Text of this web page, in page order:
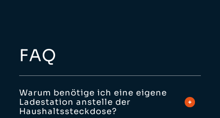
FAQ
Warum benötige ich eine eigene
Ladestation anstelle der
Haushaltssteckdose?